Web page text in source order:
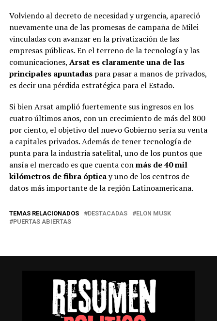
Volviendo al decreto de necesidad y urgencia, apareció
nuevamente una de las promesas de campaña de Milei
vinculadas con avanzar en la privatización de las
empresas públicas. En el terreno de la tecnología y las
comunicaciones, Arsat es claramente una de las
principales apuntadas para pasar a manos de privados,
es decir una pérdida estratégica para el Estado.
Si bien Arsat amplió fuertemente sus ingresos en los
cuatro últimos años, con un crecimiento de más del 800
por ciento, el objetivo del nuevo Gobierno sería su venta
a capitales privados. Además de tener tecnología de
punta para la industria satelital, uno de los puntos que
ansía el mercado es que cuenta conmás de 40 mil
kilómetros de fibra ópticay uno de los centros de
datos más importante de la región Latinoamericana.
TEMAS RELACIONADOS DESTACADAS
ELON MUSK
PUERTAS ABIERTAS